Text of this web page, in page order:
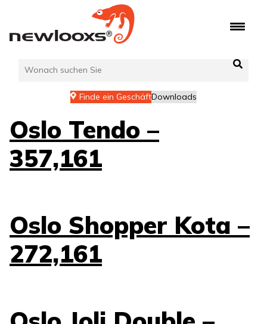
springen
Finde ein GeschäftDownloads
Oslo Tendo –
357,161
Oslo Shopper Kota –
272,161